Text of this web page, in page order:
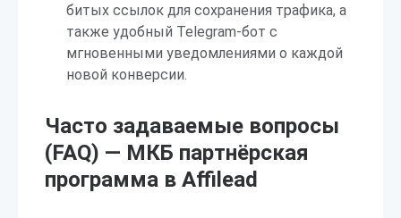
битых ссылок для сохранения трафика, а
также удобный Telegram-бот с
мгновенными уведомлениями о каждой
новой конверсии.
Часто задаваемые вопросы
(FAQ) — МКБ партнёрская
программа в Affilead